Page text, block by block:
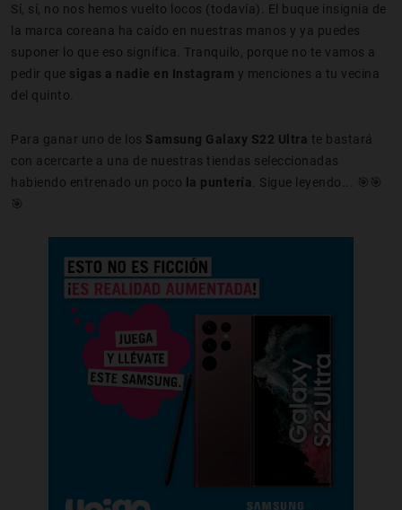
Sí, sí, no nos hemos vuelto locos (todavía). El buque insignia de
la marca coreana ha caído en nuestras manos y ya puedes
suponer lo que eso significa. Tranquilo, porque no te vamos a
pedir que sigas a nadie en Instagram y menciones a tu vecina
del quinto.
Para ganar uno de los Samsung Galaxy S22 Ultra te bastará
con acercarte a una de nuestras tiendas seleccionadas
habiendo entrenado un poco la puntería . Sigue leyendo... 🎯🎯
🎯